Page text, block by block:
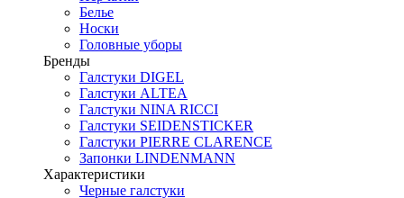
Белье
Носки
Головные уборы
Бренды
Галстуки DIGEL
Галстуки ALTEA
Галстуки NINA RICCI
Галстуки SEIDENSTICKER
Галстуки PIERRE CLARENCE
Запонки LINDENMANN
Характеристики
Черные галстуки